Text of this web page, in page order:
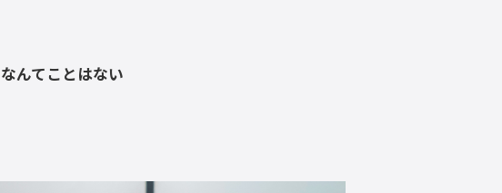
んてことはない